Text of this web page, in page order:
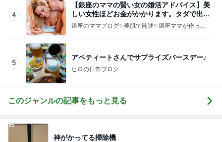
4
【銀座のママの賢い女の婚活アドバイス】美
しい女性ほどお金がかかります。タダで出会
えると思うなよ
銀座のママブログ✨美肌で開運✨銀座ママが作った
5
アペティートさんでサプライズバースデー♪
ヒロの日常ブログ
このジャンルの記事をもっと見る
神がかってる掃除機